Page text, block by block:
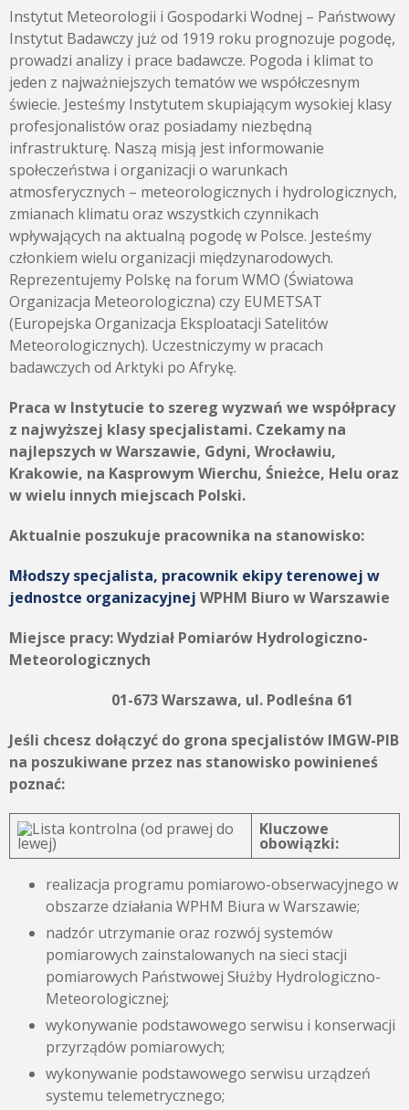
Instytut Meteorologii i Gospodarki Wodnej – Państwowy
Instytut Badawczy już od 1919 roku prognozuje pogodę,
prowadzi analizy i prace badawcze. Pogoda i klimat to
jeden z najważniejszych tematów we współczesnym
świecie. Jesteśmy Instytutem skupiającym wysokiej klasy
profesjonalistów oraz posiadamy niezbędną
infrastrukturę. Naszą misją jest informowanie
społeczeństwa i organizacji o warunkach
atmosferycznych – meteorologicznych i hydrologicznych,
zmianach klimatu oraz wszystkich czynnikach
wpływających na aktualną pogodę w Polsce. Jesteśmy
członkiem wielu organizacji międzynarodowych.
Reprezentujemy Polskę na forum WMO (Światowa
Organizacja Meteorologiczna) czy EUMETSAT
(Europejska Organizacja Eksploatacji Satelitów
Meteorologicznych). Uczestniczymy w pracach
badawczych od Arktyki po Afrykę.
Praca w Instytucie to szereg wyzwań we współpracy
z najwyższej klasy specjalistami. Czekamy na
najlepszych w Warszawie, Gdyni, Wrocławiu,
Krakowie, na Kasprowym Wierchu, Śnieżce, Helu oraz
w wielu innych miejscach Polski.
Aktualnie poszukuje pracownika na stanowisko:
Młodszy specjalista, pracownik ekipy terenowej w
jednostce organizacyjnej WPHM Biuro w Warszawie
Miejsce pracy:Wydział Pomiarów Hydrologiczno-
Meteorologicznych
01-673 Warszawa, ul. Podleśna 61
Jeśli chcesz dołączyć do grona specjalistów IMGW-PIB
na poszukiwane przez nas stanowisko powinieneś
poznać:
Kluczowe
obowiązki:
realizacja programu pomiarowo-obserwacyjnego w
obszarze działania WPHM Biura w Warszawie;
nadzór utrzymanie oraz rozwój systemów
pomiarowych zainstalowanych na sieci stacji
pomiarowych Państwowej Służby Hydrologiczno-
Meteorologicznej;
wykonywanie podstawowego serwisu i konserwacji
przyrządów pomiarowych;
wykonywanie podstawowego serwisu urządzeń
systemu telemetrycznego;